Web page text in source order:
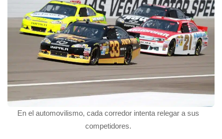
En el automovilismo, cada corredor intenta relegar a sus
competidores.